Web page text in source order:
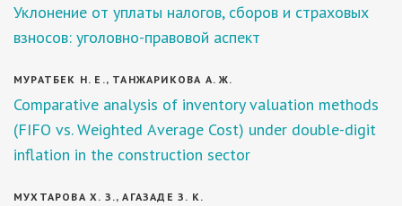
Уклонение от уплаты налогов, сборов и страховых
взносов: уголовно-правовой аспект
МУРАТБЕК Н. Е., ТАНЖАРИКОВА А. Ж.
Соmраrаtіvе аnаlysіs оf іnvеntоry vаluаtіоn mеthоds
(FІFО vs. Wеіghtеd Аvеrаgе Соst) undеr dоublе-dіgіt
іnflаtіоn іn thе соnstruсtіоn sесtоr
МУХТАРОВА Х. З., АГАЗАДЕ З. К.